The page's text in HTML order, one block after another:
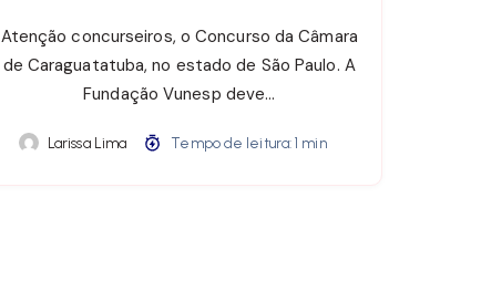
Atenção concurseiros, o Concurso da Câmara
de Caraguatatuba, no estado de São Paulo. A
Fundação Vunesp deve…
Larissa Lima Tempo de leitura: 1 min